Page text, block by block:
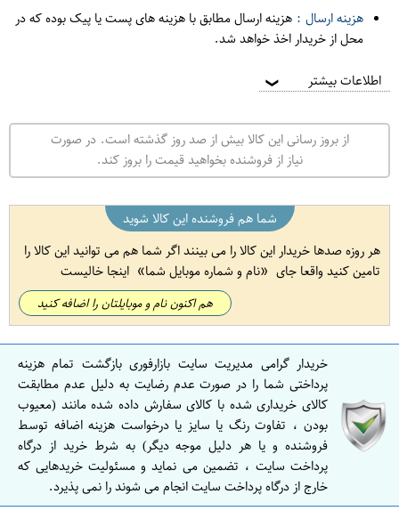
هزینه ارسال : هزینه ارسال مطابق با هزینه های پست یا پیک بوده که در
محل از خریدار اخذ خواهد شد.
اطلاعات بیشتر ❯
از بروز رسانی این کالا بیش از صد روز گذشته است. در صورت
نیاز از فروشنده بخواهید قیمت را بروز کند.
شما هم فروشنده این کالا شوید
هر روزه صدها خریدار این کالا را می بینند اگر شما هم می توانید این کالا را
تامین کنید واقعا جای
نام و شماره موبایل شما اینجا خالیست
هم اکنون نام و موبایلتان را اضافه کنید
خریدار گرامی مدیریت سایت بازارفوری بازگشت تمام هزینه
پرداختی شما را در صورت عدم رضایت به دلیل عدم مطابقت
کالای خریداری شده با کالای سفارش داده شده مانند (معیوب
بودن ، تفاوت رنگ یا سایز یا درخواست هزینه اضافه توسط
فروشنده و یا هر دلیل موجه دیگر) به شرط خرید از درگاه
پرداخت سایت ، تضمین می نماید و مسئولیت خریدهایی که
خارج از درگاه پرداخت سایت انجام می شوند را نمی پذیرد.